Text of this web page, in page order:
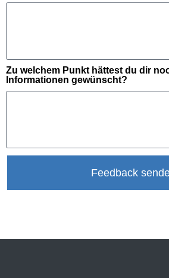
Zu welchem Punkt hättest du dir
Informationen gewünscht?
Feedback